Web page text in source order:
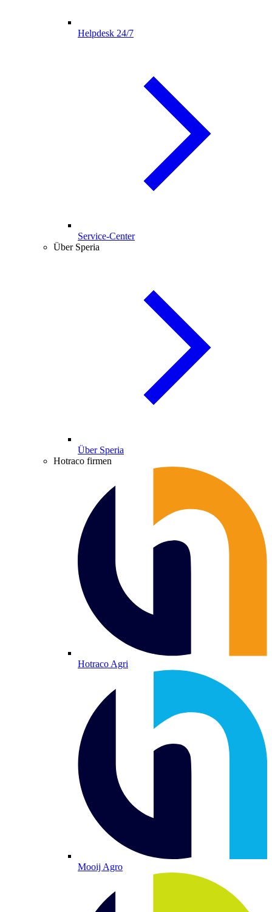
Helpdesk 24/7
Service-Center
Über Speria
Über Speria
Hotraco firmen
Hotraco Agri
Mooij Agro